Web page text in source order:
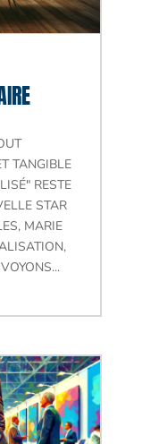
TANGIBLE
RESTE
STAR
MARIE